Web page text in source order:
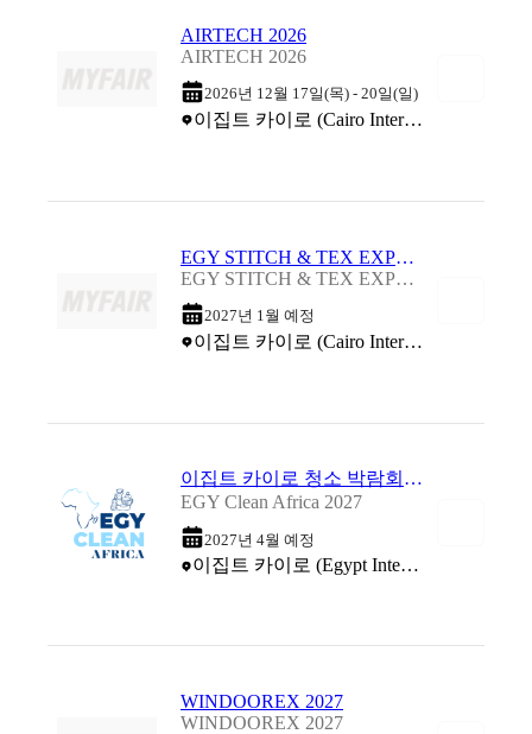
AIRTECH 2026
AIRTECH 2026
2026년 12월 17일(목) - 20일(일)
이집트 카이로 (Cairo International Conference Center)
EGY STITCH & TEX EXPO 2027
EGY STITCH & TEX EXPO 2027
2027년 1월 예정
이집트 카이로 (Cairo International Conference Center)
이집트 카이로 청소 박람회 2027
EGY Clean Africa 2027
2027년 4월 예정
이집트 카이로 (Egypt International Exhibition Center (EIEC))
WINDOOREX 2027
WINDOOREX 2027